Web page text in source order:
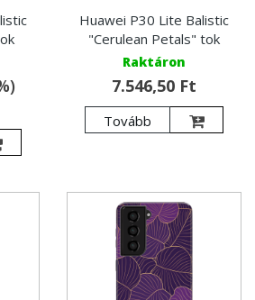
Huawei P30 Lite Balistic
"Cerulean Petals" tok
Raktáron
7.546,50 Ft
Tovább